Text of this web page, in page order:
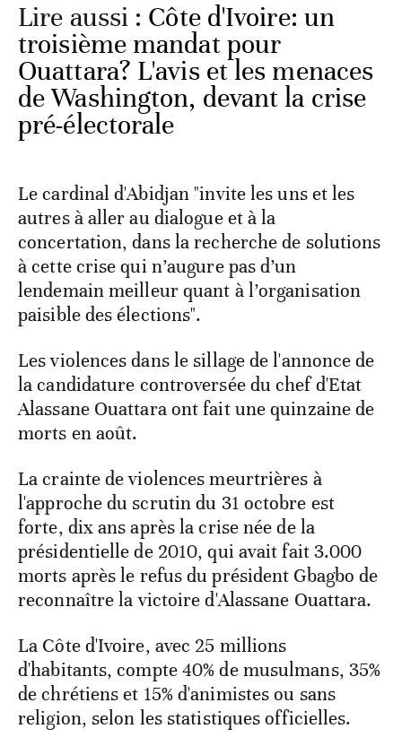
Lire aussi : Côte d'Ivoire: un
troisième mandat pour
Ouattara? L'avis et les menaces
de Washington, devant la crise
pré-électorale
Le cardinal d'Abidjan "invite les uns et les
autres à aller au dialogue et à la
concertation, dans la recherche de solutions
à cette crise qui n’augure pas d’un
lendemain meilleur quant à l’organisation
paisible des élections".
Les violences dans le sillage de l'annonce de
la candidature controversée du chef d'Etat
Alassane Ouattara ont fait une quinzaine de
morts en août.
La crainte de violences meurtrières à
l'approche du scrutin du 31 octobre est
forte, dix ans après la crise née de la
présidentielle de 2010, qui avait fait 3.000
morts après le refus du président Gbagbo de
reconnaître la victoire d'Alassane Ouattara.
La Côte d'Ivoire, avec 25 millions
d'habitants, compte 40% de musulmans, 35%
de chrétiens et 15% d'animistes ou sans
religion, selon les statistiques officielles.